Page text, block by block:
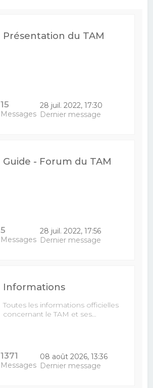
Présentation du TAM
15
Messages
28 juil. 2022, 17:30
Dernier message
Guide - Forum du TAM
5
Messages
28 juil. 2022, 17:56
Dernier message
Informations
Toutes les informations officielles
concernant le TAM et ses…
1371
Messages
08 août 2026, 13:36
Dernier message